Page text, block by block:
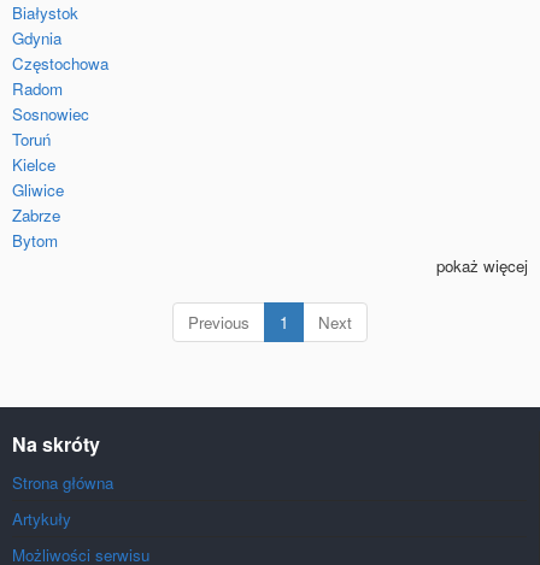
Białystok
Gdynia
Częstochowa
Radom
Sosnowiec
Toruń
Kielce
Gliwice
Zabrze
Bytom
pokaż więcej
Previous 1 (current)
Next
Na skróty
Strona główna
Artykuły
Możliwości serwisu